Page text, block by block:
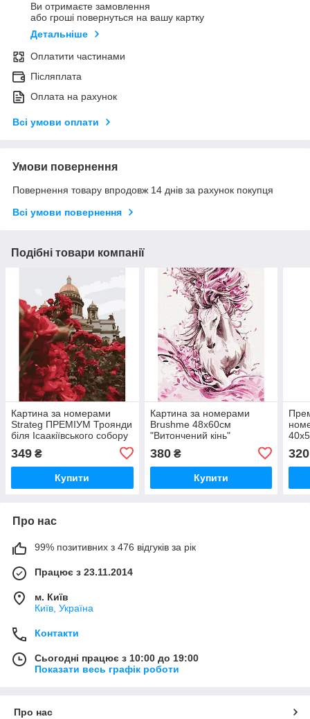
Ви отримаєте замовлення
або гроші повернуться на вашу картку
Детальніше
Оплатити частинами
Післяплата
Оплата на рахунок
Всі умови оплати
Умови повернення
Повернення товару впродовж 14 днів за рахунок покупця
Всі умови повернення
Подібні товари компанії
Картина за номерами
Strateg ПРЕМІУМ Троянди
біля Ісаакіївського собору
з лаком розміром 40х50
см (GS1241)
349 ₴
Купити
Картина за номерами
Brushme 48x60см
"Витончений кінь"
380₴
Купити
320
Про нас
99% позитивних з 476 відгуків за рік
Працює з 23.11.2014
м. Київ
Київ, Україна
Контакти
Сьогодні працює з 10:00 до 19:00
Показати весь графік роботи
Про нас